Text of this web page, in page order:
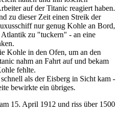
auf der Titanic reagiert haben.
zu dieser Zeit einen Streik der
nur genug Kohle an Bord,
zu "tuckern" - an eine
Kohle in den Ofen, um an den
nahm an Fahrt auf und bekam
fehlte.
als der Eisberg in Sicht kam -
bewirkte ein übriges.
15. April 1912 und riss über 1500